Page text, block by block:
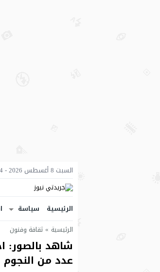
السبت 8 أغسطس 2026 - 9:14 صباحًا
الرئيسية سياسة
الرئيسية » ثقافة وفنون
شاهد بالصور:
عدد من النجوم